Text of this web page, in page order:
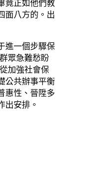
竟正如他們教
面八方的。出
進一個步驟保
眾急難愁盼
加強社會保
公共辦事平衡
惠性、晉陞多
出安排。